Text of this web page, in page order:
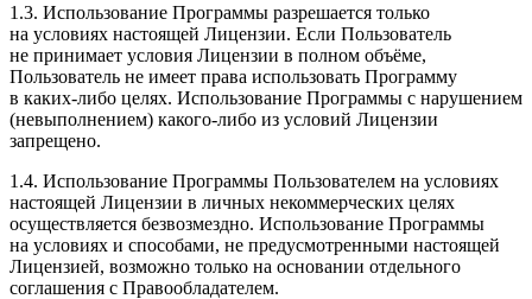
1.3. Использование Программы разрешается только
на условиях настоящей Лицензии. Если Пользователь
не принимает условия Лицензии в полном объёме,
Пользователь не имеет права использовать Программу
в каких-либо целях. Использование Программы с нарушением
(невыполнением) какого-либо из условий Лицензии
запрещено.
1.4. Использование Программы Пользователем на условиях
настоящей Лицензии в личных некоммерческих целях
осуществляется безвозмездно. Использование Программы
на условиях и способами, не предусмотренными настоящей
Лицензией, возможно только на основании отдельного
соглашения с Правообладателем.